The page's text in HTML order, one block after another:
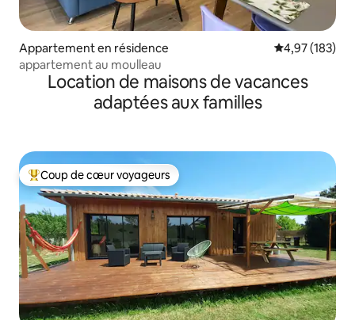
Appartement en résidence Évaluation
4,97 (183)
appartement au moulleau
Location de maisons de vacances
adaptées aux familles
Coups de cœur voyageurs les plus appréciés
Coup de cœur voyageurs